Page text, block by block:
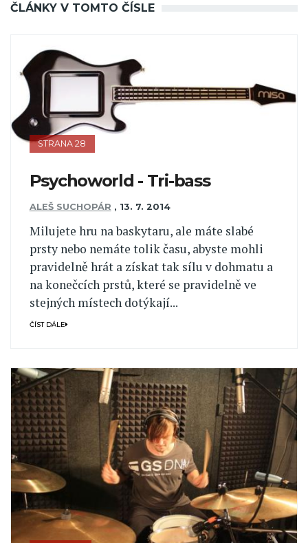
ČLÁNKY V TOMTO ČÍSLE
STRANA 28
Psychoworld - Tri-bass
ALEŠ SUCHOPÁR , 13. 7. 2014
Milujete hru na baskytaru, ale máte slabé
prsty nebo nemáte tolik času, abyste mohli
pravidelně hrát a získat tak sílu v dohmatu a
na konečcích prstů, které se pravidelně ve
stejných místech dotýkají...
ČÍST DÁLE